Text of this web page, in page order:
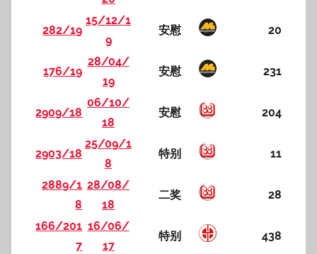
282/19
15/12/1
9
安慰 20
176/19
28/04/
19
安慰 231
2909/18
06/10/
18
安慰 204
2903/18
25/09/1
8
特别 11
2889/1
8
28/08/
18
二奖 28
166/201
7
16/06/
17
特别 438